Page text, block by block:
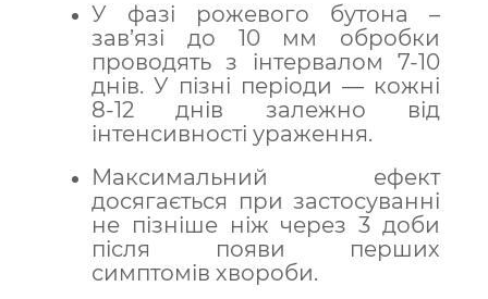
У фазі рожевого бутона –
зав’язі до 10 мм обробки
проводять з інтервалом 7-10
днів. У пізні періоди — кожні
8-12 днів залежно від
інтенсивності ураження.
Максимальний ефект
досягається при застосуванні
не пізніше ніж через 3 доби
після появи перших
симптомів хвороби.